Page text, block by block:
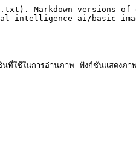
Markdown versions of
ai/basic-
ใช้ในการอ่านภาพ ฟังก์ชันแสดง